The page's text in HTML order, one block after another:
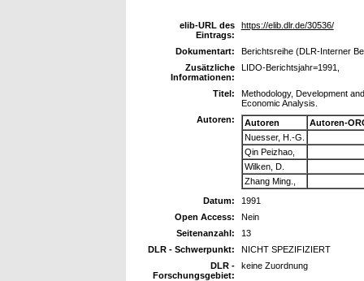
elib-URL des
Eintrags:
https://elib.dlr.de/30536/
Dokumentart:
Berichtsreihe (DLR-Interner
Zusätzliche
Informationen:
LIDO-Berichtsjahr=1991,
Titel:
Methodology, Development
Economic Analysis.
Autoren:
Autoren
Autoren-
Nuesser, H.-G.
Qin Peizhao,
Wilken, D.
Zhang Ming.,
Datum:
1991
Open Access:
Nein
Seitenanzahl:
13
DLR - Schwerpunkt:
NICHT SPEZIFIZIERT
DLR -
Forschungsgebiet:
keine Zuordnung